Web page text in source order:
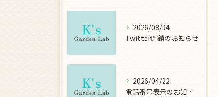
2026/08/04
Twitter閉鎖のお知らせ
2026/04/22
電話番号表示のお知らせ